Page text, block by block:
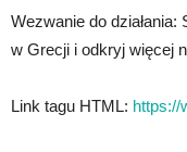
Wezwanie do
w Grecji i odkryj więcej
Link tagu HTML: https://